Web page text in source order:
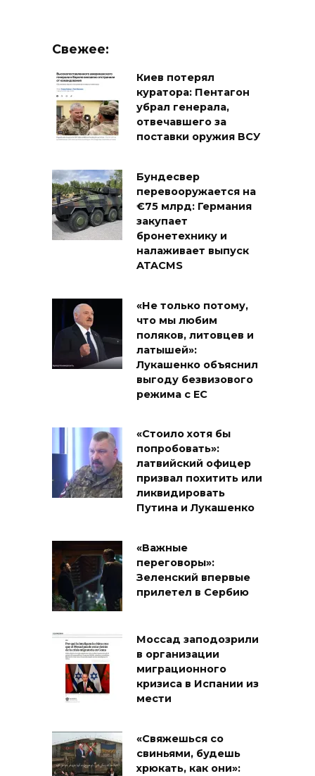
Свежее:
Киев потерял
куратора: Пентагон
убрал генерала,
отвечавшего за
поставки оружия ВСУ
Бундесвер
перевооружается на
€75 млрд: Германия
закупает
бронетехнику и
налаживает выпуск
ATACMS
«Не только потому,
что мы любим
поляков, литовцев и
латышей»:
Лукашенко объяснил
выгоду безвизового
режима с ЕС
«Стоило хотя бы
попробовать»:
латвийский офицер
призвал похитить или
ликвидировать
Путина и Лукашенко
«Важные
переговоры»:
Зеленский впервые
прилетел в Сербию
Моссад заподозрили
в организации
миграционного
кризиса в Испании из
мести
«Свяжешься со
свиньями, будешь
хрюкать, как они»: